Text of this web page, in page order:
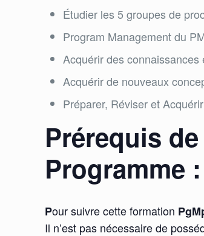
Étudier les 5 groupes de
Program Management du
Acquérir des
Acquérir de nouveaux
Préparer, Réviser et
Prérequis
Programme :
Pour suivre cette formation
Il n’est pas nécessaire de